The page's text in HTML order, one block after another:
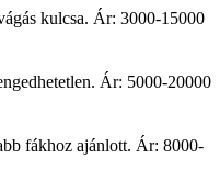
kulcsa. Ár: 3000-15000
Ár: 5000-20000
fákhoz ajánlott. Ár: 8000-